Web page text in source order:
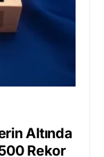
Altında
Rekor